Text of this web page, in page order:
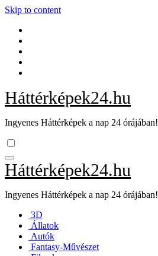
Skip to content
Háttérképek24.hu
Ingyenes Háttérképek a nap 24 órájában!
Háttérképek24.hu
Ingyenes Háttérképek a nap 24 órájában!
3D
Állatok
Autók
Fantasy-Művészet